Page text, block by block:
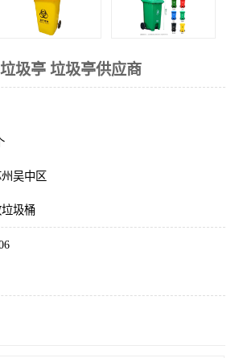
圾亭 垃圾亭供应商
吴中区
圾桶